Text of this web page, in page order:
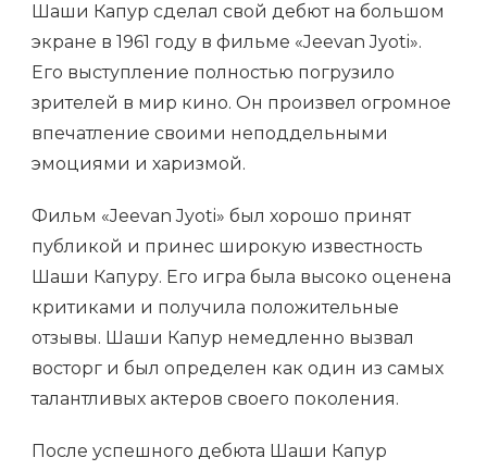
Шаши Капур сделал свой дебют на большом
экране в 1961 году в фильме «Jeevan Jyoti».
Его выступление полностью погрузило
зрителей в мир кино. Он произвел огромное
впечатление своими неподдельными
эмоциями и харизмой.
Фильм «Jeevan Jyoti» был хорошо принят
публикой и принес широкую известность
Шаши Капуру. Его игра была высоко оценена
критиками и получила положительные
отзывы. Шаши Капур немедленно вызвал
восторг и был определен как один из самых
талантливых актеров своего поколения.
После успешного дебюта Шаши Капур